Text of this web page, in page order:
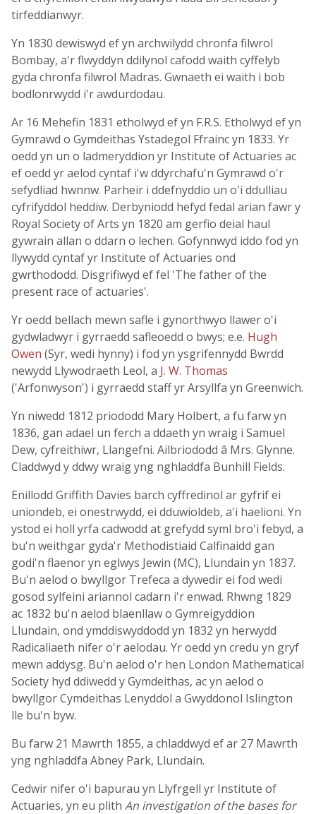
tirfeddianwyr.
Yn 1830 dewiswyd ef yn archwilydd chronfa filwrol
Bombay, a'r flwyddyn ddilynol cafodd waith cyffelyb
gyda chronfa filwrol Madras. Gwnaeth ei waith i bob
bodlonrwydd i'r awdurdodau.
Ar 16 Mehefin 1831 etholwyd ef yn F.R.S. Etholwyd ef yn
Gymrawd o Gymdeithas Ystadegol Ffrainc yn 1833. Yr
oedd yn un o ladmeryddion yr Institute of Actuaries ac
ef oedd yr aelod cyntaf i'w ddyrchafu'n Gymrawd o'r
sefydliad hwnnw. Parheir i ddefnyddio un o'i ddulliau
cyfrifyddol heddiw. Derbyniodd hefyd fedal arian fawr y
Royal Society of Arts yn 1820 am gerfio deial haul
gywrain allan o ddarn o lechen. Gofynnwyd iddo fod yn
llywydd cyntaf yr Institute of Actuaries ond
gwrthododd. Disgrifiwyd ef fel 'The father of the
present race of actuaries'.
Yr oedd bellach mewn safle i gynorthwyo llawer o'i
gydwladwyr i gyrraedd safleoedd o bwys; e.e. Hugh
Owen (Syr, wedi hynny) i fod yn ysgrifennydd Bwrdd
newydd Llywodraeth Leol, a J. W. Thomas
('Arfonwyson') i gyrraedd staff yr Arsyllfa yn Greenwich.
Yn niwedd 1812 priododd Mary Holbert, a fu farw yn
1836, gan adael un ferch a ddaeth yn wraig i Samuel
Dew, cyfreithiwr, Llangefni. Ailbriododd â Mrs. Glynne.
Claddwyd y ddwy wraig yng nghladdfa Bunhill Fields.
Enillodd Griffith Davies barch cyffredinol ar gyfrif ei
uniondeb, ei onestrwydd, ei dduwioldeb, a'i haelioni. Yn
ystod ei holl yrfa cadwodd at grefydd syml bro'i febyd, a
bu'n weithgar gyda'r Methodistiaid Calfinaidd gan
godi'n flaenor yn eglwys Jewin (MC), Llundain yn 1837.
Bu'n aelod o bwyllgor Trefeca a dywedir ei fod wedi
gosod sylfeini ariannol cadarn i'r enwad. Rhwng 1829
ac 1832 bu'n aelod blaenllaw o Gymreigyddion
Llundain, ond ymddiswyddodd yn 1832 yn herwydd
Radicaliaeth nifer o'r aelodau. Yr oedd yn credu yn gryf
mewn addysg. Bu'n aelod o'r hen London Mathematical
Society hyd ddiwedd y Gymdeithas, ac yn aelod o
bwyllgor Cymdeithas Lenyddol a Gwyddonol Islington
lle bu'n byw.
Bu farw 21 Mawrth 1855, a chladdwyd ef ar 27 Mawrth
yng nghladdfa Abney Park, Llundain.
Cedwir nifer o'i bapurau yn Llyfrgell yr Institute of
Actuaries, yn eu plith An investigation of the bases for